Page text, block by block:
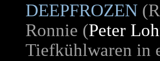
DEEPFROZEN
Ronnie (Peter
Tiefkühlwaren in